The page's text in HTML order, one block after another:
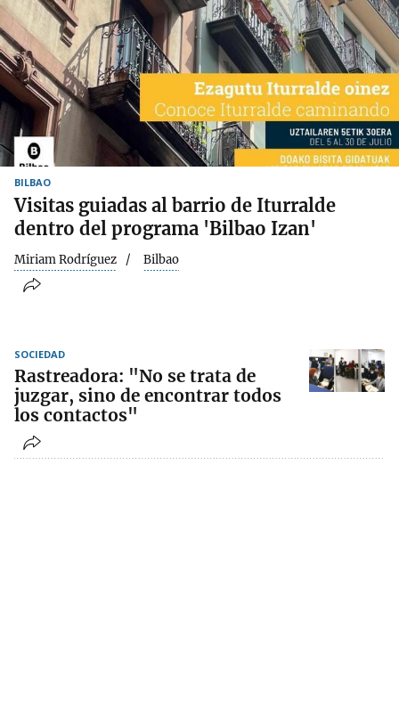
BILBAO
Visitas guiadas al barrio de Iturralde
dentro del programa 'Bilbao Izan'
Miriam Rodríguez Bilbao
SOCIEDAD
Rastreadora: "No se trata de
juzgar, sino de encontrar todos
los contactos"